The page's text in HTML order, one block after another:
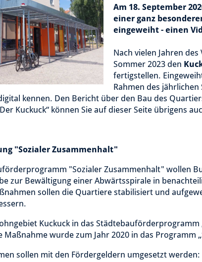
Am 18. September
einer ganz
eingeweiht - einen
Nach vielen Jahren
Sommer 2023 den
fertigstellen.
Rahmen des
kennen. Den Bericht über den Bau des
Kuckuck“ können Sie auf dieser Seite übrigens
"Sozialer Zusammenhalt"
"Sozialer Zusammenhalt" wollen
zur Bewältigung einer Abwärtsspirale in
sollen die Quartiere stabilisiert und
Kuckuck in das Städtebauförderprogramm
Maßnahme wurde zum Jahr 2020 in das Programm
sollen mit den Fördergeldern umgesetzt werden: